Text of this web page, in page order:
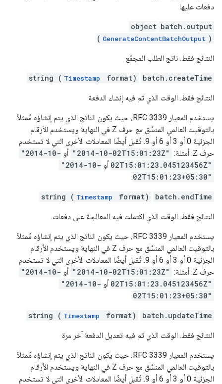
دفعات عليها
batch.output
object
( GenerateContentBatchOutput )
النتائج فقط. ناتج الطلب المجمّع
batch.createTime
string ( Timestamp format)
النتائج فقط. الوقت الذي تم فيه إنشاء الدفعة
يستخدم المعيار RFC 3339، حيث يكون الناتج الذي يتم إنشاؤه مُمثلاً
بالتوقيت العالمي المنسَّق مع حرف Z في النهاية ويستخدم الأرقام
الجزئية 0 أو 3 أو 6 أو 9. تُقبل أيضًا المعادلات الأخرى التي لا تستخدم
حرف Z. أمثلة:
"2014-10-02T15:01:23Z" أو "2014-10-
02T15:01:23.045123456Z" أو "2014-10-
02T15:01:23+05:30"
.
batch.endTime
string ( Timestamp format)
النتائج فقط. الوقت الذي اكتملت فيه المعالجة على دفعات.
يستخدم المعيار RFC 3339، حيث يكون الناتج الذي يتم إنشاؤه مُمثلاً
بالتوقيت العالمي المنسَّق مع حرف Z في النهاية ويستخدم الأرقام
الجزئية 0 أو 3 أو 6 أو 9. تُقبل أيضًا المعادلات الأخرى التي لا تستخدم
حرف Z. أمثلة:
"2014-10-02T15:01:23Z" أو "2014-10-
02T15:01:23.045123456Z" أو "2014-10-
02T15:01:23+05:30"
.
batch.updateTime
string ( Timestamp format)
النتائج فقط. الوقت الذي تم فيه تعديل الدفعة آخر مرة
يستخدم المعيار RFC 3339، حيث يكون الناتج الذي يتم إنشاؤه مُمثلاً
بالتوقيت العالمي المنسَّق مع حرف Z في النهاية ويستخدم الأرقام
الجزئية 0 أو 3 أو 6 أو 9. تُقبل أيضًا المعادلات الأخرى التي لا تستخدم